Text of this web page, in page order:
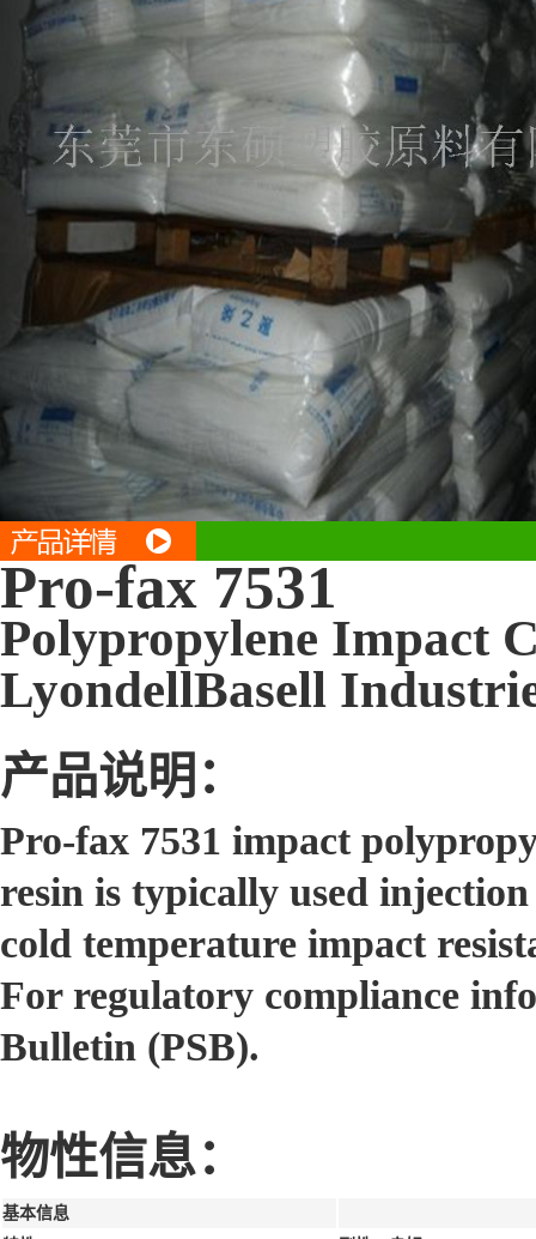
Pro-fax 7531
Polypropylene Impact
LyondellBasell
产品说明：
Pro-fax 7531 impact
resin is typically used
cold temperature impact
For regulatory compliance
Bulletin (PSB).
物性信息：
基本信息